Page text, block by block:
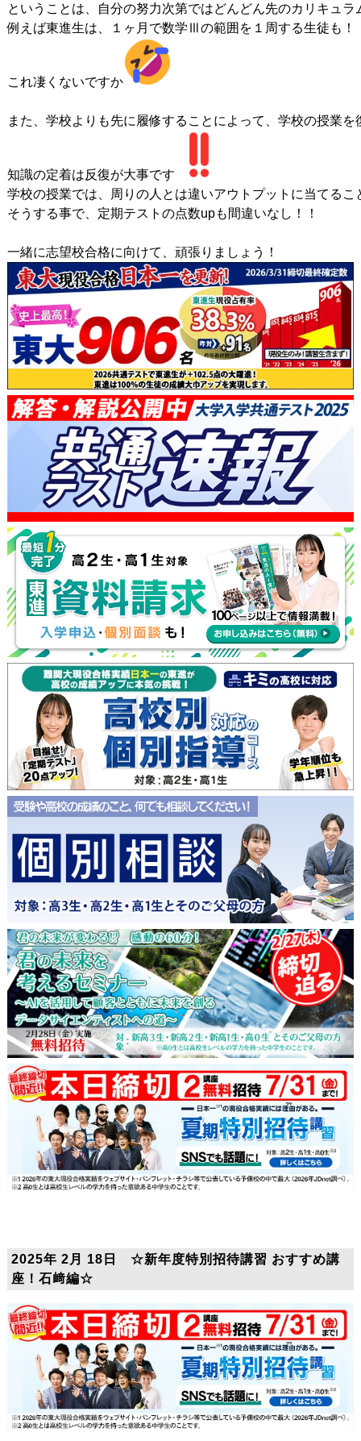
ということは、自分の努力次第ではどんどん先のカリキュ
例えば東進生は、１ヶ月で数学Ⅲの範囲を１周する生徒も！
これ凄くないですか
また、学校よりも先に履修することによって、学校の授業
知識の定着は反復が大事です
学校の授業では、周りの人とは違いアウトプットに当てるこ
そうする事で、定期テストの点数upも間違いなし！！
一緒に志望校合格に向けて、頑張りましょう！
2025年 2月 18日 ☆新年度特別招待講習 おすすめ講
座！石﨑編☆